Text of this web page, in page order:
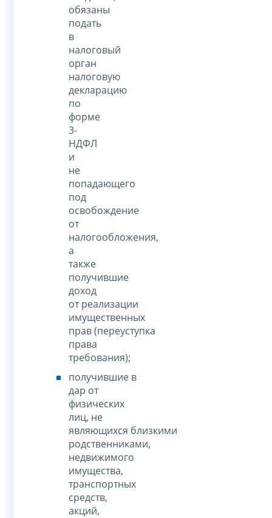
обязаны
подать
в
налоговый
орган
налоговую
декларацию
по
форме
3-
НДФЛ
и
не
попадающего
под
освобождение
от
налогообложения,
а
также
получившие
доход
от реализации
имущественных
прав (переуступка
права
требования);
получившие в
дар от
физических
лиц, не
являющихся близкими
родственниками,
недвижимого
имущества,
транспортных
средств,
акций,